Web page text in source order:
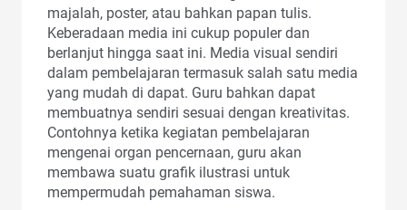
majalah, poster, atau bahkan papan tulis.
Keberadaan media ini cukup populer dan
berlanjut hingga saat ini. Media visual sendiri
dalam pembelajaran termasuk salah satu media
yang mudah di dapat. Guru bahkan dapat
membuatnya sendiri sesuai dengan kreativitas.
Contohnya ketika kegiatan pembelajaran
mengenai organ pencernaan, guru akan
membawa suatu grafik ilustrasi untuk
mempermudah pemahaman siswa.